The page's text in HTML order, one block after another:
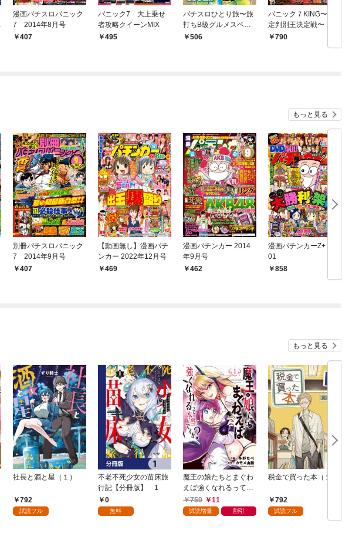
漫画パチスロパニック
7 2014年8月号
407
パニック7 大上乗せ
者攻略クイーンMIX
495
パチスロひとり旅〜旅
打ちB級グルメスペシ
ャル〜
506
パニック７KING〜設
定判別王決定戦〜
790
もっと見る
別冊パチスロパニック
7 2014年9月号
407
【動画無し】漫画パチ
ンカー 2022年12月号
469
漫画パチンカー 2014
年9月号
462
漫画パチンカーZ+ vol.
01
858
もっと見る
社長と酒と星（１）
792
試読フル
不老不死少女の苗床旅
行記【分冊版】 1
0
無料
魔王の娘たちとまぐわ
えば強くなれるって本
当ですか？【特典ペー
パー付き】【カラーペ
759 11
試読増量 割引
税金で買った本（１）
792
試読フル